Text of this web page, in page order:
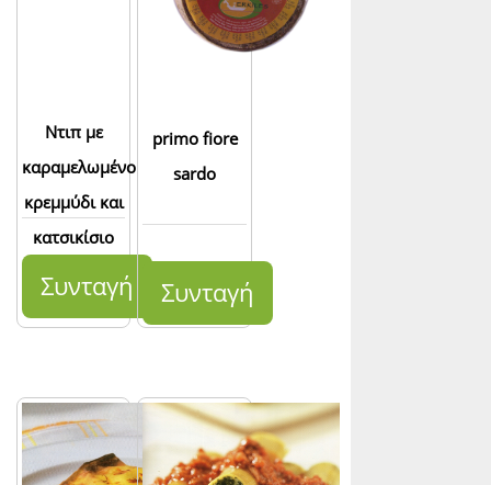
Ντιπ με
καραμελωμένο
κρεμμύδι και
κατσικίσιο
Συνταγή
primo fiore
sardo
Συνταγή